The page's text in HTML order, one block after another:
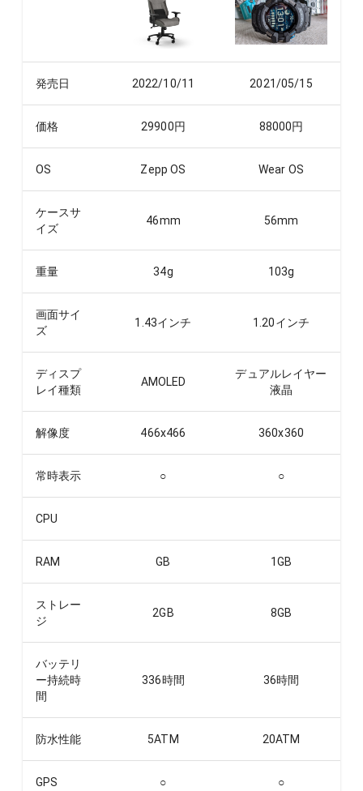
発売日 2022/10/11 2021/05/15
価格 29900円 88000円
OS Zepp OS Wear OS
ケースサ
イズ
46mm 56mm
重量 34g 103g
画面サイ
ズ
1.43インチ 1.20インチ
ディスプ
レイ種類
AMOLED
デュアルレイヤー
液晶
解像度 466x466 360x360
常時表示 ○ ○
CPU
RAM GB 1GB
ストレー
ジ
2GB 8GB
バッテリ
ー持続時
間
336時間 36時間
防水性能 5ATM 20ATM
GPS ○ ○